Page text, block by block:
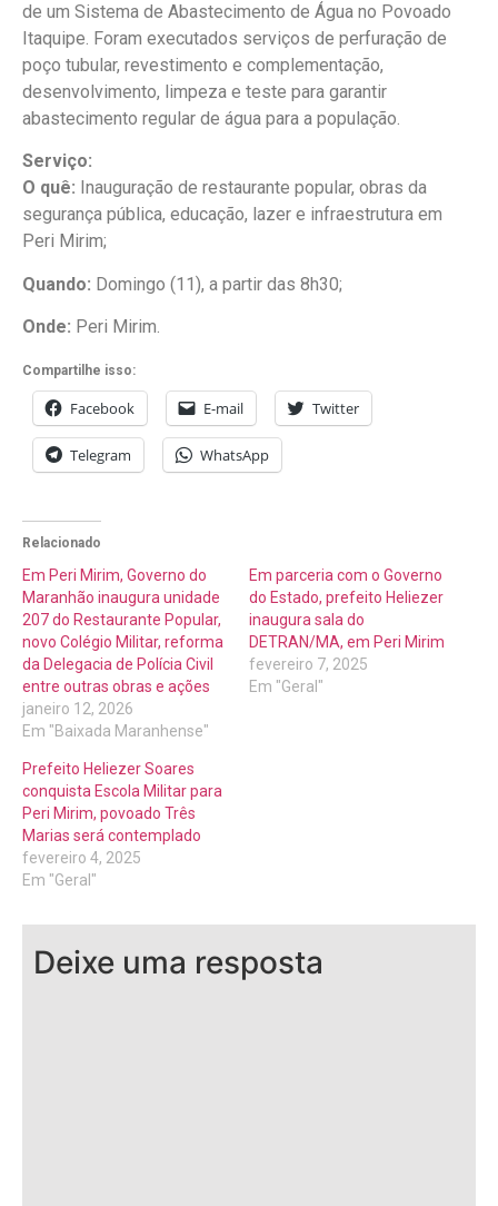
de um Sistema de Abastecimento de Água no Povoado
Itaquipe. Foram executados serviços de perfuração de
poço tubular, revestimento e complementação,
desenvolvimento, limpeza e teste para garantir
abastecimento regular de água para a população.
Serviço:
O quê: Inauguração de restaurante popular, obras da
segurança pública, educação, lazer e infraestrutura em
Peri Mirim;
Quando: Domingo (11), a partir das 8h30;
Onde: Peri Mirim.
Compartilhe isso:
Facebook E-mail Twitter
Telegram WhatsApp
Relacionado
Em Peri Mirim, Governo do
Maranhão inaugura unidade
207 do Restaurante Popular,
novo Colégio Militar, reforma
da Delegacia de Polícia Civil
entre outras obras e ações
janeiro 12, 2026
Em "Baixada Maranhense"
Em parceria com o Governo
do Estado, prefeito Heliezer
inaugura sala do
DETRAN/MA, em Peri Mirim
fevereiro 7, 2025
Em "Geral"
Prefeito Heliezer Soares
conquista Escola Militar para
Peri Mirim, povoado Três
Marias será contemplado
fevereiro 4, 2025
Em "Geral"
Deixe uma resposta